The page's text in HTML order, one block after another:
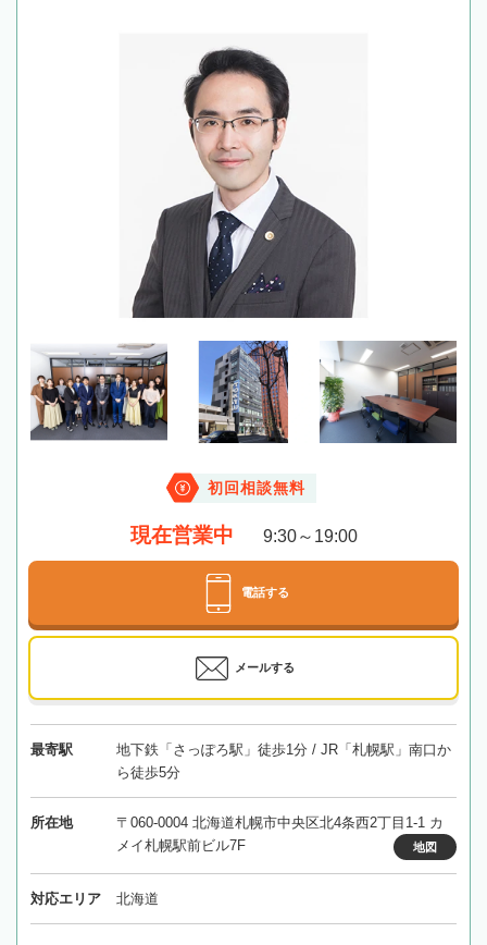
初回相談無料
現在営業中 9:30～19:00
電話する
メールする
最寄駅
地下鉄「さっぽろ駅」徒歩1分 / JR「札幌駅」南口か
ら徒歩5分
所在地
〒060-0004 北海道札幌市中央区北4条西2丁目1-1 カ
メイ札幌駅前ビル7F
地図
対応エリア 北海道